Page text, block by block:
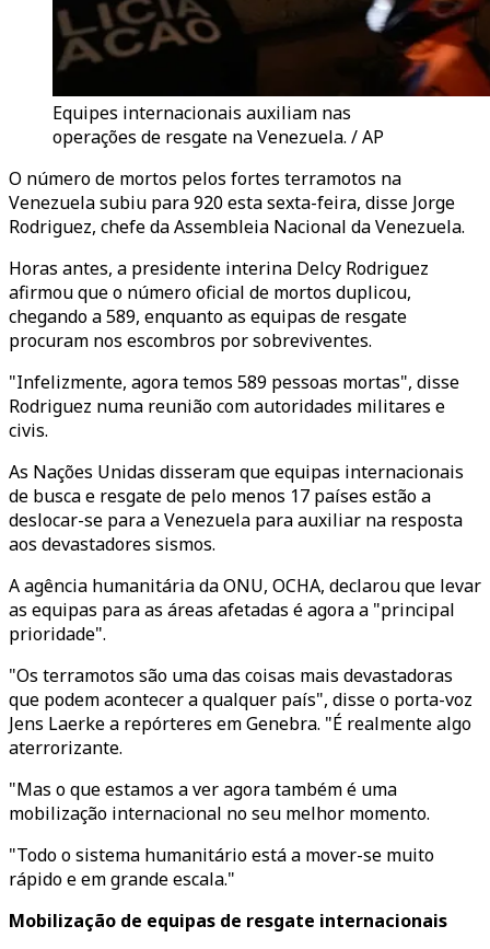
Equipes internacionais auxiliam nas
operações de resgate na Venezuela. / AP
O número de mortos pelos fortes terramotos na
Venezuela subiu para 920 esta sexta-feira, disse Jorge
Rodriguez, chefe da Assembleia Nacional da Venezuela.
Horas antes, a presidente interina Delcy Rodriguez
afirmou que o número oficial de mortos duplicou,
chegando a 589, enquanto as equipas de resgate
procuram nos escombros por sobreviventes.
"Infelizmente, agora temos 589 pessoas mortas", disse
Rodriguez numa reunião com autoridades militares e
civis.
As Nações Unidas disseram que equipas internacionais
de busca e resgate de pelo menos 17 países estão a
deslocar-se para a Venezuela para auxiliar na resposta
aos devastadores sismos.
A agência humanitária da ONU, OCHA, declarou que levar
as equipas para as áreas afetadas é agora a "principal
prioridade".
"Os terramotos são uma das coisas mais devastadoras
que podem acontecer a qualquer país", disse o porta-voz
Jens Laerke a repórteres em Genebra. "É realmente algo
aterrorizante.
"Mas o que estamos a ver agora também é uma
mobilização internacional no seu melhor momento.
"Todo o sistema humanitário está a mover-se muito
rápido e em grande escala."
Mobilização de equipas de resgate internacionais